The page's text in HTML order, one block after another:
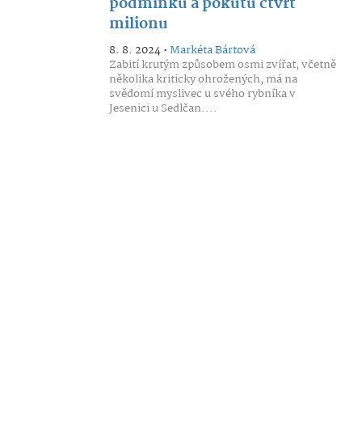
milionu
8. 8. 2024 •Markéta Bártová
Zabití krutým způsobem osmi zvířat, včetně
několika kriticky ohrožených, má na
svědomí myslivec u svého rybníka v
Jesenici u Sedlčan....